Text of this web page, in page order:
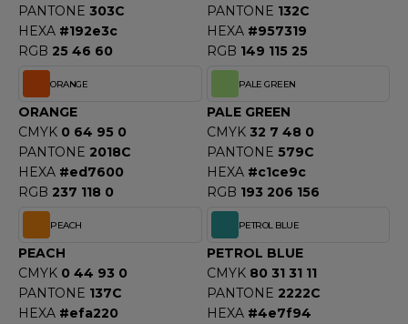
PANTONE 303C
HEXA #192e3c
RGB 25 46 60
PANTONE 132C
HEXA #957319
RGB 149 115 25
ORANGE
ORANGE
CMYK 0 64 95 0
PANTONE 2018C
HEXA #ed7600
RGB 237 118 0
PALE GREEN
PALE GREEN
CMYK 32 7 48 0
PANTONE 579C
HEXA #c1ce9c
RGB 193 206 156
PEACH
PEACH
CMYK 0 44 93 0
PANTONE 137C
HEXA #efa220
PETROL BLUE
PETROL BLUE
CMYK 80 31 31 11
PANTONE 2222C
HEXA #4e7f94